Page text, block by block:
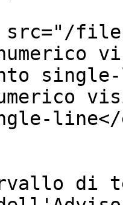
files/
line</
di